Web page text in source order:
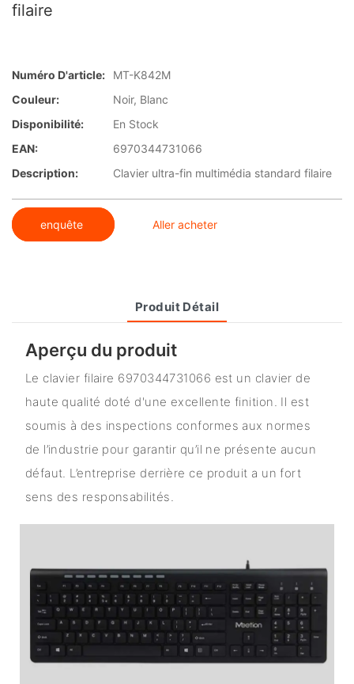
filaire
Numéro D'article:
MT-K842M
Couleur:
Noir, Blanc
Disponibilité:
En Stock
EAN:
6970344731066
Description:
Clavier ultra-fin multimédia standard filaire
enquête Aller acheter
Produit Détail
Aperçu du produit
Le clavier filaire 6970344731066 est un clavier de
haute qualité doté d'une excellente finition. Il est
soumis à des inspections conformes aux normes
de l’industrie pour garantir qu’il ne présente aucun
défaut. L’entreprise derrière ce produit a un fort
sens des responsabilités.